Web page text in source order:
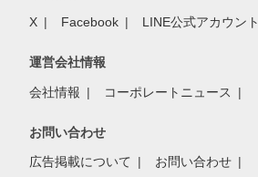
X Facebook LINE公式アカウント
運営会社情報
会社情報 コーポレートニュース
お問い合わせ
広告掲載について お問い合わせ